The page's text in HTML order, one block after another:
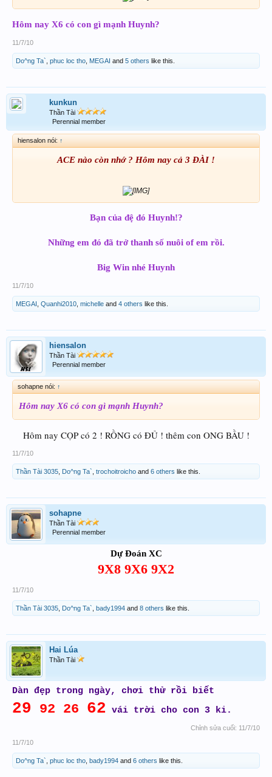
Hôm nay X6 có con gì mạnh Huynh?
11/7/10
Do^ng Ta` phuc loc tho MEGAI and 5 others like this.
kunkun
Thần Tài
Perennial member
hiensalon nói: ↑
ACE nào còn nhớ ? Hôm nay cả 3 ĐÀI !
Bạn của đệ đó Huynh!?
Những em đó đã trở thanh số nuôi of em rồi.
Big Win nhé Huynh
11/7/10
MEGAI Quanhi2010 michelle and 4 others like this.
hiensalon
Thần Tài
Perennial member
sohapne nói: ↑
Hôm nay X6 có con gì mạnh Huynh?
Hôm nay CỌP có 2 ! RỒNG có ĐỦ ! thêm con ONG BẦU !
11/7/10
Thần Tài 3035 Do^ng Ta` trochoitroicho and 6 others like this.
sohapne
Thần Tài
Perennial member
Dự Đoán XC
9X8 9X6 9X2
11/7/10
Thần Tài 3035 Do^ng Ta` bady1994 and 8 others like this.
Hai Lúa
Thần Tài
Dàn đẹp trong ngày, chơi thử rồi biết
29 92 26 62 vái trời cho con 3 ki.
Chỉnh sửa cuối: 11/7/10
11/7/10
Do^ng Ta` phuc loc tho bady1994 and 6 others like this.